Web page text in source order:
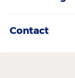
Contact